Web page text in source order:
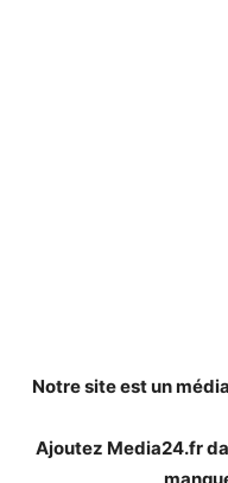
Notre site est un
Ajoutez Media24.fr